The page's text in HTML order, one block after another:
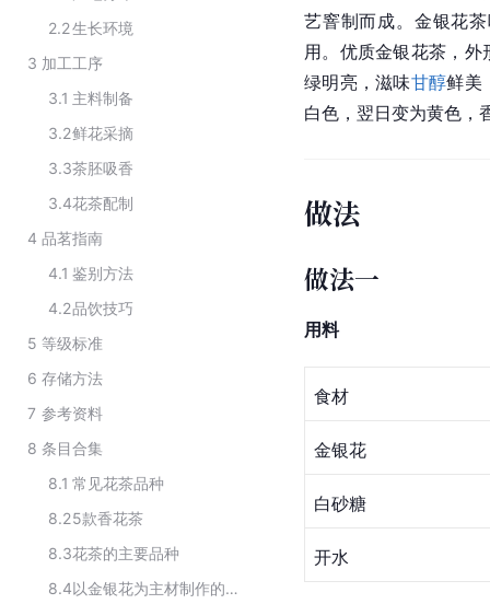
2.2生长环境
3 加工工序
3.1 主料制备
3.2鲜花采摘
3.3茶胚吸香
3.4花茶配制
4 品茗指南
4.1 鉴别方法
4.2品饮技巧
5 等级标准
6 存储方法
7 参考资料
8 条目合集
8.1 常见花茶品种
8.25款香花茶
8.3花茶的主要品种
8.4
以金银花为主材制作的食品
艺窨制而成。金银花
用。优质金银花茶，
绿明亮，滋味甘醇鲜美
白色，翌日变为黄色，
做法
做法一
用料
食材
金银花
白砂糖
开水